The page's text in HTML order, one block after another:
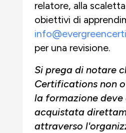
relatore, alla
obiettivi di
per una revisione.
Si prega di notare
Certifications non
la formazione deve
acquistata
attraverso